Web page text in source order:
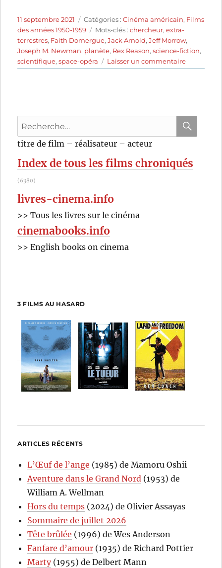
Publié
le
11 septembre 2021 Catégories
Catégories :Cinéma américain, Films
des années 1950-1959
Étiquettes
Mots-clés :chercheur,extra-
terrestres, Faith Domergue,Jack Arnold,Jeff Morrow,
Joseph M. Newman, planète, Rex Reason,science-fiction,
scientifique,space-opéra Laisser un commentairesur
Les
de
Recherche
pour
titre de film – réalisateur – acteur
Index de tous les films chroniqués
(6380)
livres-cinema.info
>> Tous les livres sur le cinéma
cinemabooks.info
>> English books on cinema
3 FILMS AU HASARD
ARTICLES RÉCENTS
L’Œuf de l’ange (1985) de Mamoru Oshii
Aventure dans le Grand Nord (1953) de
William A. Wellman
Hors du temps (2024) de Olivier Assayas
Sommaire de juillet 2026
Tête brûlée (1996) de Wes Anderson
Fanfare d’amour (1935) de Richard Pottier
Marty(1955) de Delbert Mann